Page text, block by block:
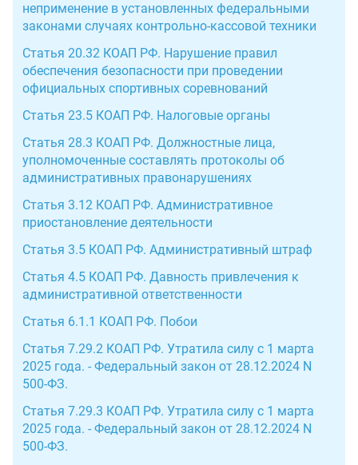
неприменение в установленных федеральными
законами случаях контрольно-кассовой техники
Статья 20.32 КОАП РФ. Нарушение правил
обеспечения безопасности при проведении
официальных спортивных соревнований
Статья 23.5 КОАП РФ. Налоговые органы
Статья 28.3 КОАП РФ. Должностные лица,
уполномоченные составлять протоколы об
административных правонарушениях
Статья 3.12 КОАП РФ. Административное
приостановление деятельности
Статья 3.5 КОАП РФ. Административный штраф
Статья 4.5 КОАП РФ. Давность привлечения к
административной ответственности
Статья 6.1.1 КОАП РФ. Побои
Статья 7.29.2 КОАП РФ. Утратила силу с 1 марта
2025 года. - Федеральный закон от 28.12.2024 N
500-ФЗ.
Статья 7.29.3 КОАП РФ. Утратила силу с 1 марта
2025 года. - Федеральный закон от 28.12.2024 N
500-ФЗ.